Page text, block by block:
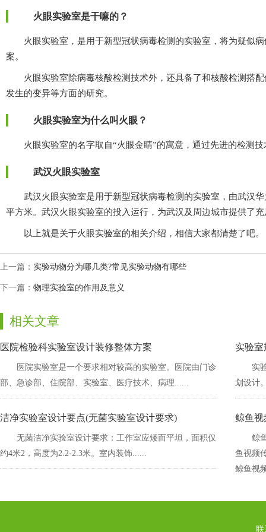
火眼实验室是干嘛的？
火眼实验室，是用于新型冠状病毒检测的实验室，将为疑似
案。
火眼实验室除病毒核酸检测技术外，还具备了和核酸检测搭配
发生的变异等方面的研究。
火眼实验室为什么叫火眼？
火眼实验室的名字取自“火眼金睛”的寓意，通过先进的检测技术
武汉火眼实验室
武汉火眼实验室是用于新型冠状病毒检测的实验室，由武汉华大
平方米。武汉火眼实验室的投入运行，为武汉及周边城市提供了
以上就是关于火眼实验室的相关介绍，相信大家都清楚了吧。
上一篇： 实验动物分为哪几类?常见实验动物有哪些
下一篇： 物理实验室的作用及意义
相关文章
医院检验科实验室设计装修整体方案
医院实验室是一个要求相对较高的实验室。医院由门诊
部、急诊部、住院部、实验室、医疗技术、病理......
实验室
实
划设计
洁净实验室设计要点(无菌实验室设计要求)
无菌洁净实验室设计要求：工作室应矮而平坦，面积仅
约4米2，高度为2.2-2.3米。室内装饰......
鲸鱼视
鲸
鱼视频
鲸鱼视
联